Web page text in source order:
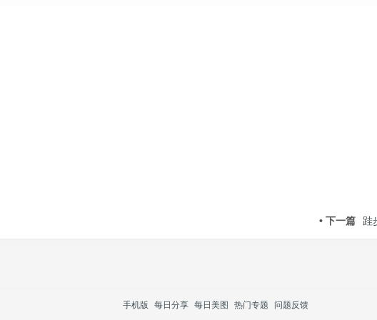
• 下一篇 跬
手机版 每日分享 每日美图 热门专题 问题反馈